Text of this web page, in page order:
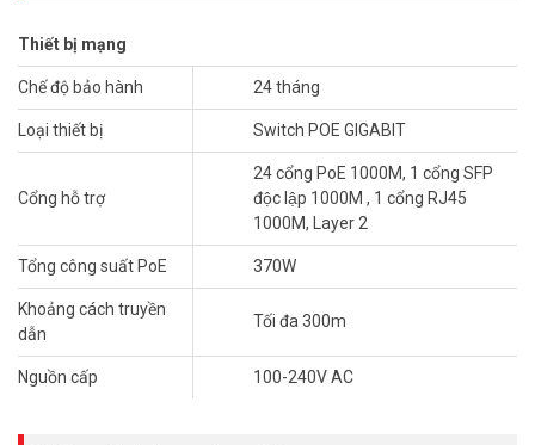
– Không hỗ trợ truyền tải đi xa 300m
– Vỏ kim loại
– Nguồn cấp: 100-240V AC.
– Bảo hành: 24 tháng.
– Xuất xứ: Trung Quốc
Đặt mua hàng Online ngay hôm nay để được hỗ trợ giá tốt nhất.
Tham khảo thêm thông tin tại
Facebook Vuhoangtelecomnhé.
Thiết bị mạng
Chế độ bảo hành 24 tháng
Loại thiết bị Switch POE GIGABIT
Cổng hỗ trợ
24 cổng PoE 1000M, 1 cổng SFP
độc lập 1000M , 1 cổng RJ45
1000M, Layer 2
Tổng công suất PoE 370W
Khoảng cách truyền
dẫn
Tối đa 300m
Nguồn cấp 100-240V AC